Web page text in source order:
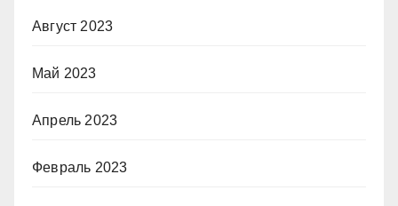
Август 2023
Май 2023
Апрель 2023
Февраль 2023